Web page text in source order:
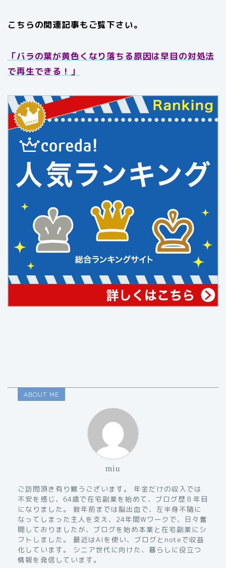
こちらの関連記事もご覧下さい。
「バラの葉が黄色くなり落ちる原因は早目の対処法
で再生できる！」
ABOUT ME
miu
ご訪問頂き有り難うございます。 年金だけの収入では
不安を感じ、64歳で在宅副業を始めて、ブログ歴８年目
になりました。 数年前までは脳出血で、左半身不随に
なってしまった主人を支え、24年間Wワークで、日々奮
闘しておりましたが、ブログを始め本業と在宅副業にシ
フトしました。 最近はAIを使い、ブログとnoteで収益
化しています。 シニア世代に向けた、暮らしに役立つ
情報を発信しています。